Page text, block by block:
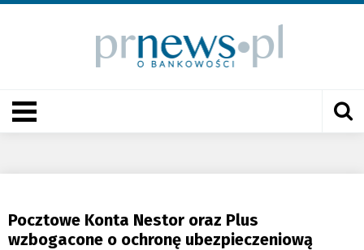
Pocztowe Konta Nestor oraz Plus
wzbogacone o ochronę ubezpieczeniową